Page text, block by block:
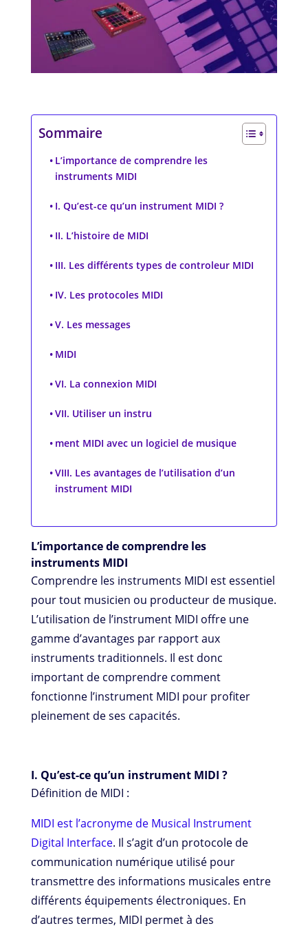
Sommaire
L’importance de comprendre les
instruments MIDI
I. Qu’est-ce qu’un instrument MIDI ?
II. L’histoire de MIDI
III. Les différents types de controleur MIDI
IV. Les protocoles MIDI
V. Les messages
MIDI
VI. La connexion MIDI
VII. Utiliser un instru
ment MIDI avec un logiciel de musique
VIII. Les avantages de l’utilisation d’un
instrument MIDI
L’importance de comprendre les
instruments MIDI
Comprendre les instruments MIDI est essentiel
pour tout musicien ou producteur de musique.
L’utilisation de l’instrument MIDI offre une
gamme d’avantages par rapport aux
instruments traditionnels. Il est donc
important de comprendre comment
fonctionne l’instrument MIDI pour profiter
pleinement de ses capacités.
I. Qu’est-ce qu’un instrument MIDI ?
Définition de MIDI :
MIDI est l’acronyme de Musical Instrument
Digital Interface. Il s’agit d’un protocole de
communication numérique utilisé pour
transmettre des informations musicales entre
différents équipements électroniques. En
d’autres termes, MIDI permet à des